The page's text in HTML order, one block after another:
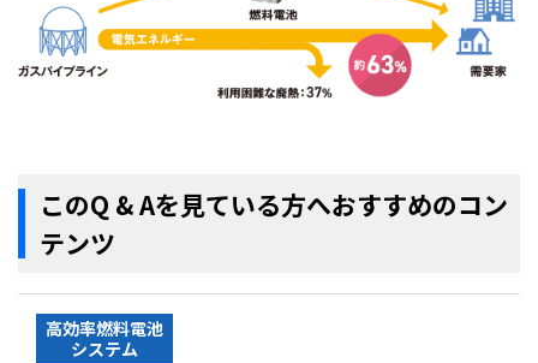
このQ & Aを見ている方へおすすめのコン
テンツ
高効率燃料電池
システム